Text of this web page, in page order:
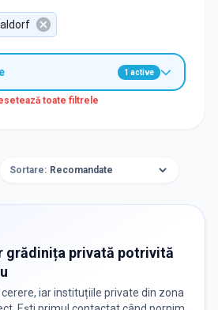
1 active
toate filtrele
Sortare:
grădinița privată potrivită
iar instituțiile private din zona